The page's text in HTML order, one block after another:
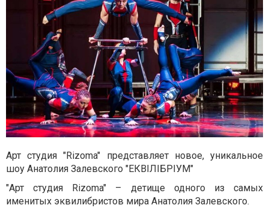
Арт студия "Rizoma" представляет новое, уникальное
шоу Анатолия Залевского "ЕКВІЛІБРІУМ"
"Арт студия Rizoma" – детище одного из самых
именитых эквилибристов мира Анатолия Залевского.